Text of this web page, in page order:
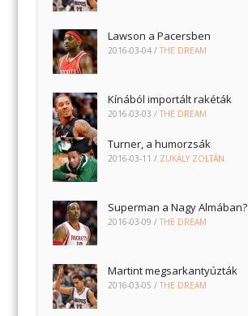
Lawson a Pacersben
2016-03-04 /THE DREAM
Kínából importált rakéták
2016-03-03 /THE DREAM
Turner, a humorzsák
2016-03-11 / ZUKÁLY ZOLTÁN
Superman a Nagy Almában?
2016-03-09 /THE DREAM
Martint megsarkantyúzták
2016-03-05 /THE DREAM